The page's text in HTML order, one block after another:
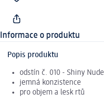
Informace o produktu
Popis produktu
odstín č. 010 - Shiny Nude
jemná konzistence
pro objem a lesk rtů